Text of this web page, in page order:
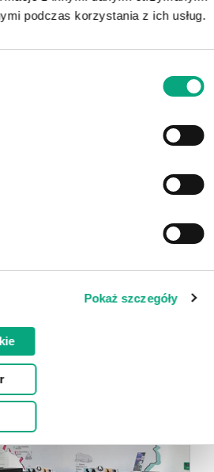
podczas korzystania z ich usług.
Pokaż szczegóły